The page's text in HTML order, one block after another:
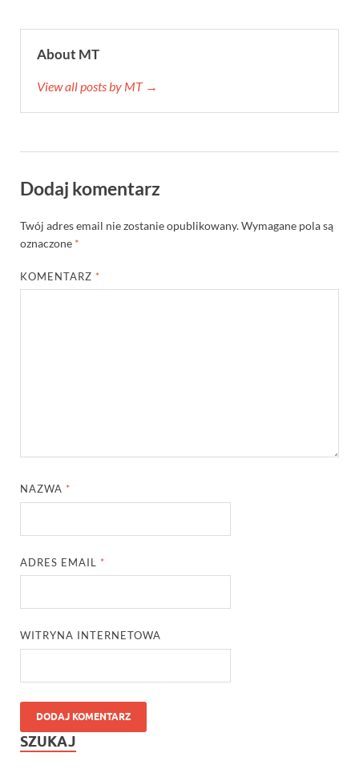
About MT
View all posts by MT →
Dodaj komentarz
Twój adres email nie zostanie opublikowany.Wymagane pola są
oznaczone *
KOMENTARZ *
NAZWA *
ADRES EMAIL *
WITRYNA INTERNETOWA
SZUKAJ